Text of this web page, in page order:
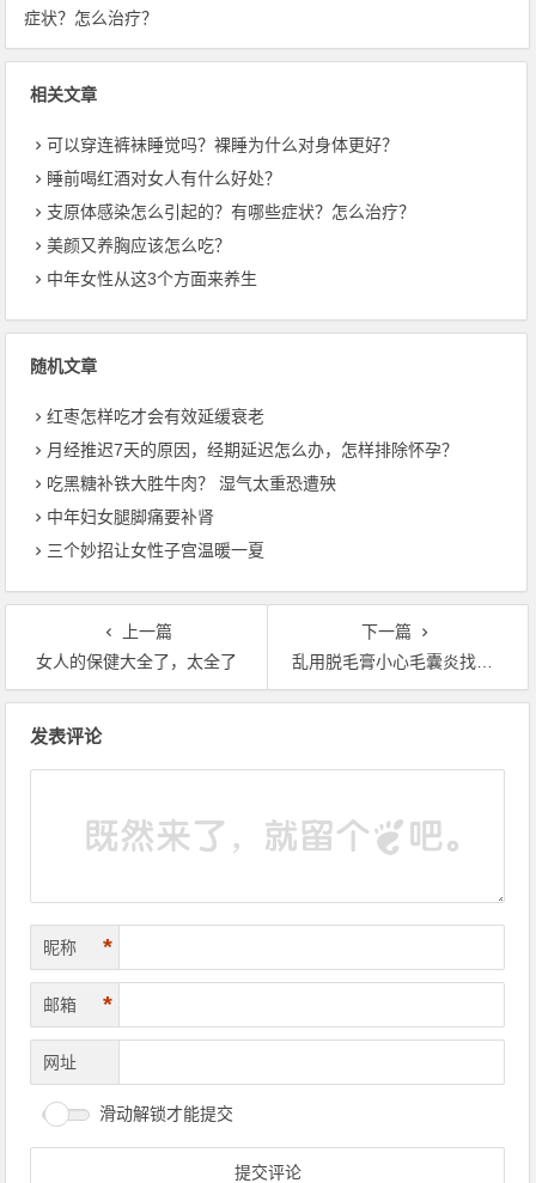
症状？怎么治疗？
相关文章
可以穿连裤袜睡觉吗？裸睡为什么对身体更好？
睡前喝红酒对女人有什么好处？
支原体感染怎么引起的？有哪些症状？怎么治疗？
美颜又养胸应该怎么吃？
中年女性从这3个方面来养生
随机文章
红枣怎样吃才会有效延缓衰老
月经推迟7天的原因，经期延迟怎么办，怎样排除怀孕？
吃黑糖补铁大胜牛肉？ 湿气太重恐遭殃
中年妇女腿脚痛要补肾
三个妙招让女性子宫温暖一夏
上一篇
女人的保健大全了，太全了
下一篇
乱用脱毛膏小心毛囊炎找上门
发表评论
昵称 *
邮箱 *
网址
滑动解锁才能提交